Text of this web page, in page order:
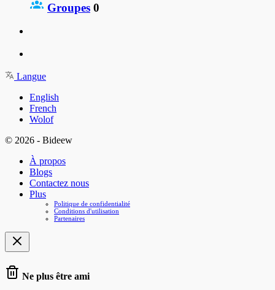
Groupes 0
Langue
English
French
Wolof
© 2026 - Bideew
À propos
Blogs
Contactez nous
Plus
Politique de confidentialité
Conditions d'utilisation
Partenaires
Ne plus être ami